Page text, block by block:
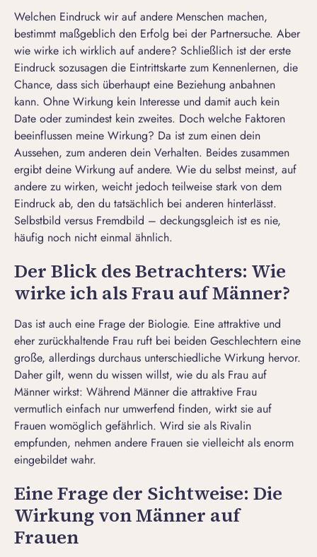
Welchen Eindruck wir auf andere Menschen machen,
bestimmt maßgeblich den Erfolg bei der Partnersuche. Aber
wie wirke ich wirklich auf andere? Schließlich ist dererste
Eindruck sozusagen die Eintrittskarte zum Kennenlernen, die
Chance, dass sich überhaupt eine Beziehung anbahnen
kann. Ohne Wirkung kein Interesse und damit auch kein
Date oder zumindest kein zweites. Doch welche Faktoren
beeinflussen meine Wirkung? Da ist zum einen dein
Aussehen, zum anderen dein Verhalten. Beides zusammen
ergibt deine Wirkung auf andere. Wie du selbst meinst, auf
andere zu wirken, weicht jedoch teilweise stark von dem
Eindruck ab, den du tatsächlich bei anderen hinterlässt.
Selbstbild versus Fremdbild – deckungsgleich ist es nie,
häufig noch nicht einmal ähnlich.
Der Blick des Betrachters: Wie
wirke ich als Frau auf Männer?
Das ist auch eine Frage der Biologie. Eine attraktive und
eher zurückhaltende Frau ruft bei beiden Geschlechtern eine
große, allerdings durchaus unterschiedliche Wirkung hervor.
Daher gilt, wenn du wissen willst, wie du als Frau auf
Männer wirkst: Während Männer die attraktive Frau
vermutlich einfach nur umwerfend finden, wirkt sie auf
Frauen womöglich gefährlich. Wird sie als Rivalin
empfunden, nehmen andere Frauen sie vielleicht als enorm
eingebildet wahr.
Eine Frage der Sichtweise: Die
Wirkung von Männer auf
Frauen